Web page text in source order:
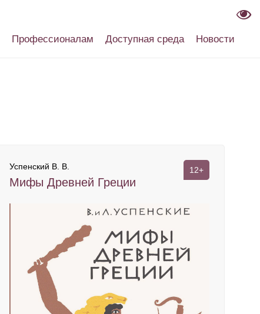
Успенский В. В.
Мифы Древней Греции
12+
Профессионалам Доступная среда Новости